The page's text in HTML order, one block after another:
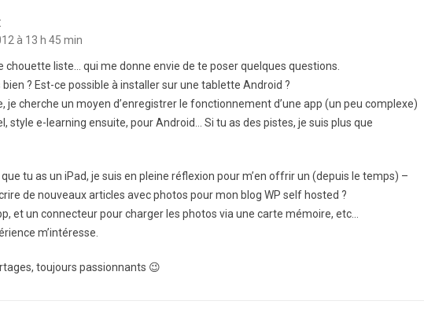
à 13 h 45 min
chouette liste… qui me donne envie de te poser quelques questions.
? Est-ce possible à installer sur une tablette Android ?
je cherche un moyen d’enregistrer le fonctionnement d’une app (un peu complexe)
style e-learning ensuite, pour Android… Si tu as des pistes, je suis plus que
tu as un iPad, je suis en pleine réflexion pour m’en offrir un (depuis le temps) –
de nouveaux articles avec photos pour mon blog WP self hosted ?
et un connecteur pour charger les photos via une carte mémoire, etc…
m’intéresse.
toujours passionnants 😉